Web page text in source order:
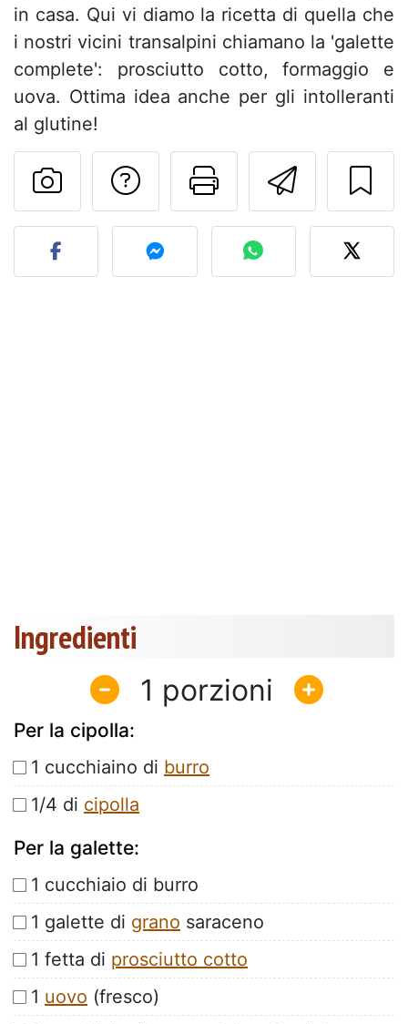
in casa. Qui vi diamo la ricetta di quella che
i nostri vicini transalpini chiamano la 'galette
complete': prosciutto cotto, formaggio e
uova. Ottima idea anche per gli intolleranti
al glutine!
Invia
Stampa la
Contatta l'autore
Pubblica la foto di
Ingredienti
1
Per la cipolla:
1 cucchiaino di burro
1/4 di cipolla
Per la galette:
1 cucchiaio di burro
1 galette di grano saraceno
1 fetta di prosciutto cotto
1 uovo (fresco)